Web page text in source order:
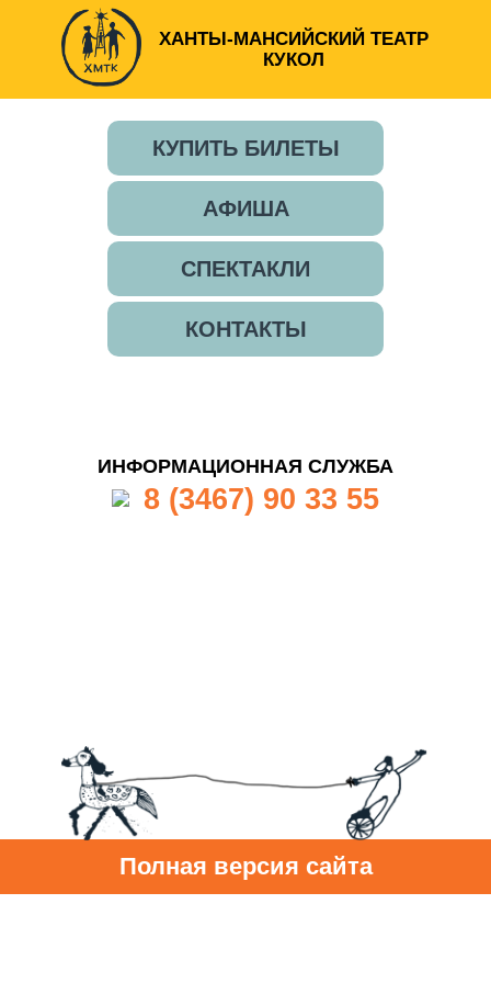
ХАНТЫ-МАНСИЙСКИЙ ТЕАТР
КУКОЛ
КУПИТЬ БИЛЕТЫ
АФИША
СПЕКТАКЛИ
КОНТАКТЫ
ИНФОРМАЦИОННАЯ СЛУЖБА
8 (3467) 90 33 55
Полная версия сайта